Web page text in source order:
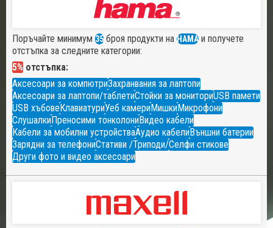
Поръчайте минимум 35 броя продукти на HAMA и получете
отстъпка за следните категории:
5% отстъпка:
Аксесоари за компютриЗахранвания за лаптопи
Аксесоари за лаптопи/таблетиСтойки за мониториUSB памети
USB хъбовеКлавиатуриУеб камериМишкиМикрофони
СлушалкиПреносими тонколониВидео кабели
Кабели за мобилни устройстваАудио кабелиВъншни батерии
Зарядни за телефониСтативи /Триподи/Селфи стикове
Други фото и видео аксесоари